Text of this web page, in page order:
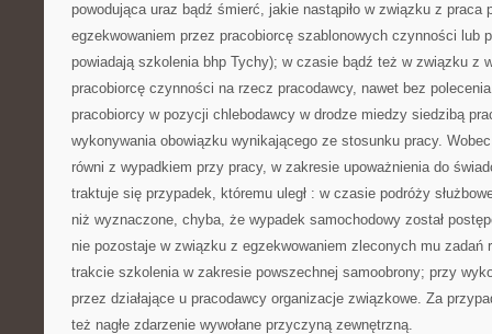
powodująca uraz bądź śmierć, jakie nastąpiło w związku z praca
egzekwowaniem przez pracobiorcę szablonowych czynności lub
powiadają szkolenia bhp Tychy); w czasie bądź też w związku z
pracobiorcę czynności na rzecz pracodawcy, nawet bez
pracobiorcy w pozycji chlebodawcy w drodze miedzy siedzibą
wykonywania obowiązku wynikającego ze stosunku pracy.
równi z wypadkiem przy pracy, w zakresie upoważnienia do
traktuje się przypadek, któremu uległ : w czasie podróży
niż wyznaczone, chyba, że wypadek samochodowy został
nie pozostaje w związku z egzekwowaniem zleconych mu zadań
trakcie szkolenia w zakresie powszechnej samoobrony; przy
przez działające u pracodawcy organizacje związkowe. Za
też nagłe zdarzenie wywołane przyczyną zewnętrzną.